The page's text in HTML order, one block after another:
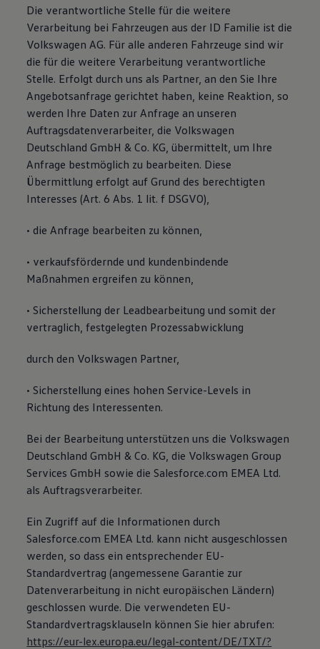
Die verantwortliche Stelle für die weitere
Verarbeitung bei Fahrzeugen aus der ID Familie ist die
Volkswagen AG. Für alle anderen Fahrzeuge sind wir
die für die weitere Verarbeitung verantwortliche
Stelle. Erfolgt durch uns als Partner, an den Sie Ihre
Angebotsanfrage gerichtet haben, keine Reaktion, so
werden Ihre Daten zur Anfrage an unseren
Auftragsdatenverarbeiter, die Volkswagen
Deutschland GmbH & Co. KG, übermittelt, um Ihre
Anfrage bestmöglich zu bearbeiten. Diese
Übermittlung erfolgt auf Grund des berechtigten
Interesses (Art. 6 Abs. 1 lit. f DSGVO),
• die Anfrage bearbeiten zu können,
• verkaufsfördernde und kundenbindende
Maßnahmen ergreifen zu können,
• Sicherstellung der Leadbearbeitung und somit der
vertraglich, festgelegten Prozessabwicklung
durch den Volkswagen Partner,
• Sicherstellung eines hohen Service-Levels in
Richtung des Interessenten.
Bei der Bearbeitung unterstützen uns die Volkswagen
Deutschland GmbH & Co. KG, die Volkswagen Group
Services GmbH sowie die Salesforce.com EMEA Ltd.
als Auftragsverarbeiter.
Ein Zugriff auf die Informationen durch
Salesforce.com EMEA Ltd. kann nicht ausgeschlossen
werden, so dass ein entsprechender EU-
Standardvertrag (angemessene Garantie zur
Datenverarbeitung in nicht europäischen Ländern)
geschlossen wurde. Die verwendeten EU-
Standardvertragsklauseln können Sie hier abrufen:
https://eur-lex.europa.eu/legal-content/DE/TXT/?